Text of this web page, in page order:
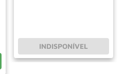
INDISPONÍVEL